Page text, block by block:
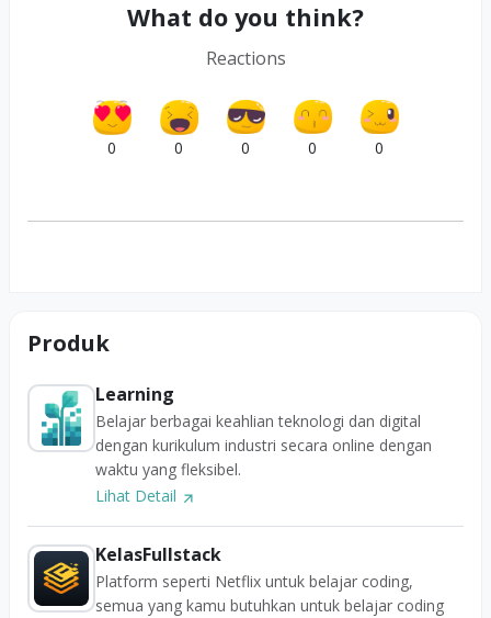
What do you think?
Reactions
0 0 0 0 0
Produk
Learning
Belajar berbagai keahlian teknologi dan digital
dengan kurikulum industri secara online dengan
waktu yang fleksibel.
Lihat Detail
KelasFullstack
Platform seperti Netflix untuk belajar coding,
semua yang kamu butuhkan untuk belajar coding